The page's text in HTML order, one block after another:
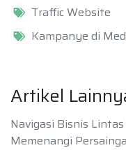
Traffic Website
Kampanye di
Artikel
Navigasi Bisnis
Memenangi